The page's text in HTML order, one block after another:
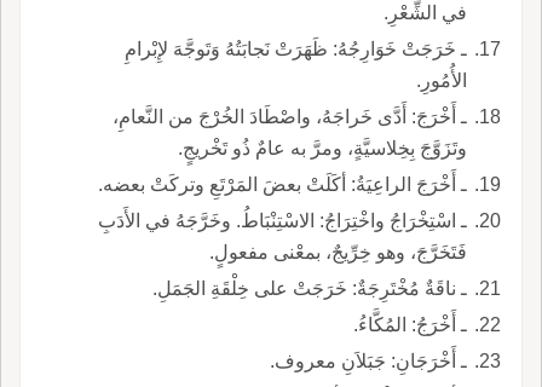
في الشِّعْرِ.
ـ خَرَجَتْ خَوَارِجُهُ: ظَهَرَتْ نَجابَتُهُ وَتَوجَّهَ لإِبْرامِ
الأُمُورِ.
ـ أَخْرَجَ: أَدَّى خَراجَهُ، واصْطَادَ الخُرْجَ من النَّعامِ،
وتَزَوَّجَ بِخِلاسيَّةٍ، ومرَّ به عامٌ ذُو تَخْريجٍ.
ـ أَخْرَجَ الراعِيَةُ: أكَلَتْ بعضَ المَرْتَعِ وتركَتْ بعضه.
ـ اسْتِخْرَاجُ واخْتِرَاجُ: الاسْتِنْبَاطُ. وخَرَّجَهُ في الأَدَبِ
فَتَخَرَّجَ، وهو خِرِّيجٌ، بمعْنى مفعولٍ.
ـ ناقَةٌ مُخْتَرِجَةٌ: خَرَجَتْ على خِلْقَةِ الجَمَلِ.
ـ أَخْرَجُ: المُكَّاءُ.
ـ أَخْرَجَانِ: جَبَلاَنِ معروف.